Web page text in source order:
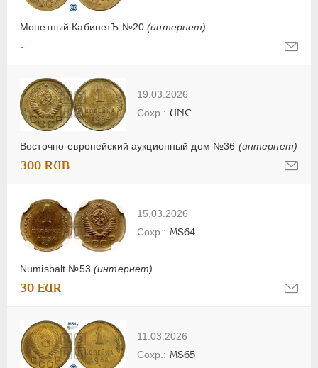
Монетный КабинетЪ №20(интернет)
-
19.03.2026
Восточно-европейский аукционный дом №36 (интернет)
UNC
300 RUB
15.03.2026
Numisbalt №53 (интернет)
MS64
30 EUR
11.03.2026
MS65